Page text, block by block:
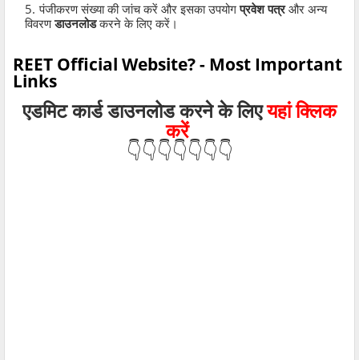
पंजीकरण संख्या की जांच करें और इसका उपयोगप्रवेश पत्रऔर अन्य
विवरणडाउनलोडकरने के लिए करें।
REET Official Website? - Most Important
Links
एडमिट कार्ड डाउनलोडकरने के लिएयहां क्लिक
करें
👇👇👇👇👇👇👇